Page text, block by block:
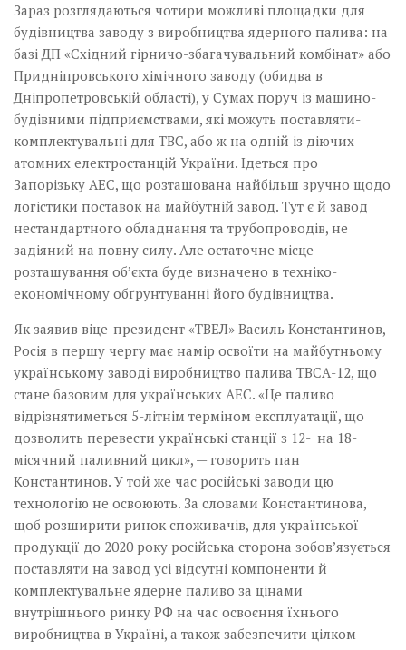
Зараз розглядаються чотири можливі площадки для
будівництва заводу з виробництва ядерного палива: на
базі ДП «Східний гірничо-збагачувальний комбінат» або
Придніпровського хімічного заводу (обидва в
Дніпропетровській області), у Сумах поруч із машино­
будівними підприємствами,­ які можуть поставляти­
комплектувальні для ТВС, або ж на одній із діючих
атомних електростанцій України. Ідеться про
Запорізьку АЕС, що розташована найбільш зручно щодо
логістики поставок на майбутній завод. Тут є й завод
нестандартного обладнання та трубо­проводів, не
задіяний на повну силу. Але остаточне місце
розташування об’єкта буде визначено в техніко-
економічному обґрунтуванні його будівництва.
Як заявив віце-президент «ТВЕЛ» Василь Константинов,
Росія в першу чергу має намір освоїти на майбутньому
українському заводі виробництво палива ТВСА-12, що
стане базовим для українських АЕС. «Це паливо
відрізнятиметься­ 5-літнім терміном експлуа­тації, що
дозволить перевести українські станції з 12- на 18-
місячний паливний цикл», — говорить пан
Константинов. У той же час російські заводи цю
технологію не освоюють. За словами Константинова,
щоб розширити ринок споживачів, для української
продукції до 2020 року російська сторона зобов’язується
поставляти на завод усі відсутні компоненти й
комплектувальне ядерне паливо за цінами
внутрішнього ринку РФ на час освоєння їхнього
виробництва в Україні, а також забезпечити цілком